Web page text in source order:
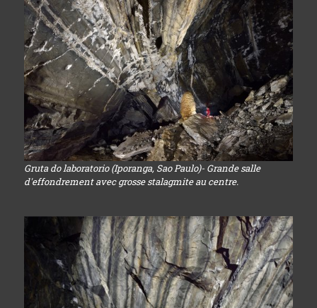
Gruta do laboratorio (Iporanga, Sao Paulo)- Grande salle
d'effondrement avec grosse stalagmite au centre.